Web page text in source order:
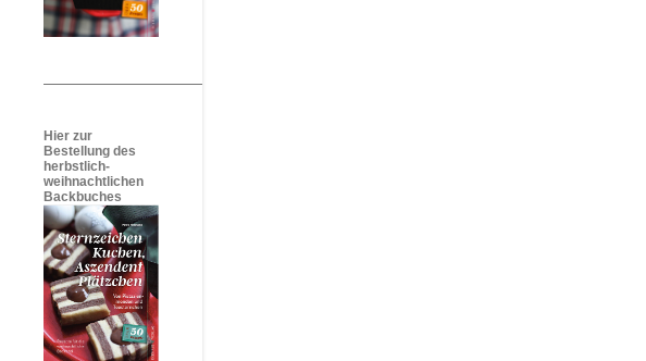
Hier zur
Bestellung des
herbstlich-
weihnachtlichen
Backbuches